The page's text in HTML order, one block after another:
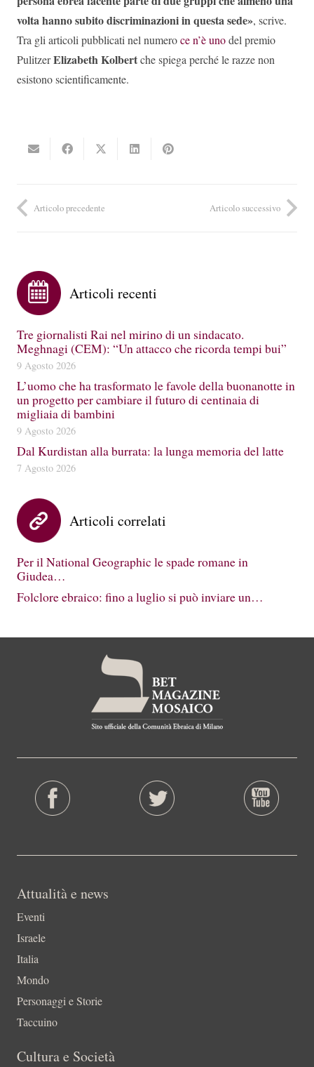
volta hanno subito discriminazioni in questa sede», scrive.
Tra gli articoli pubblicati nel numeroce n’è unodel premio
PulitzerElizabeth Kolbertche spiega perché le razze non
esistono scientificamente.
Articolo precedente Articolo successivo
Articoli recenti
Tre giornalisti Rai nel mirino di un sindacato.
Meghnagi (CEM): “Un attacco che ricorda tempi bui”
9 Agosto 2026
L’uomo che ha trasformato le favole della buonanotte in
un progetto per cambiare il futuro di centinaia di
migliaia di bambini
9 Agosto 2026
Dal Kurdistan alla burrata: la lunga memoria del latte
7 Agosto 2026
Articoli correlati
Per il National Geographic le spade romane in
Giudea…
Folclore ebraico: fino a luglio si può inviare un…
Attualità e news
Eventi
Israele
Italia
Mondo
Personaggi e Storie
Taccuino
Cultura e Società